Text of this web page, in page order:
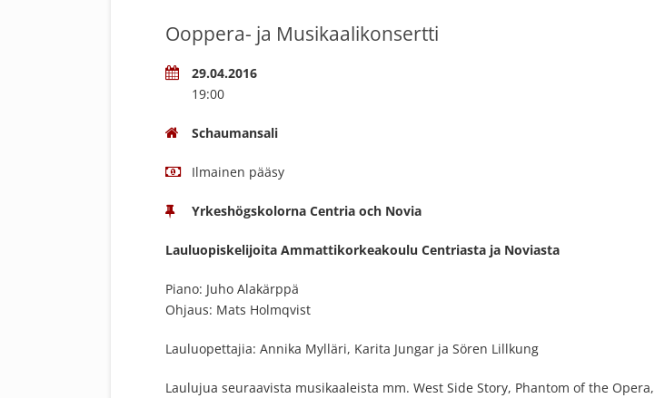
Ooppera- ja Musikaalikonsertti
29.04.2016
19:00
Schaumansali
Ilmainen pääsy
Yrkeshögskolorna Centria och Novia
Lauluopiskelijoita Ammattikorkeakoulu Centriasta ja Noviasta
Piano: Juho Alakärppä
Ohjaus: Mats Holmqvist
Lauluopettajia: Annika Mylläri, Karita Jungar ja Sören Lillkung
Laulujua seuraavista musikaaleista mm. West Side Story, Phantom of the Opera,